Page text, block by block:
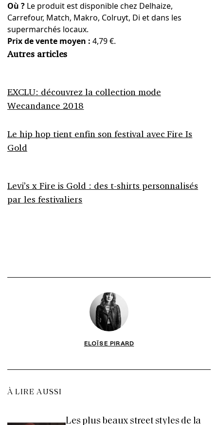
Où ? Le produit est disponible chez Delhaize,
Carrefour, Match, Makro, Colruyt, Di et dans les
supermarchés locaux.
Prix de vente moyen : 4,79 €.
Autres articles
EXCLU: découvrez la collection mode
Wecandance 2018
Le hip hop tient enfin son festival avec Fire Is
Gold
Levi’s x Fire is Gold : des t-shirts personnalisés
par les festivaliers
ELOÏSE PIRARD
À LIRE AUSSI
Les plus beaux street styles de la